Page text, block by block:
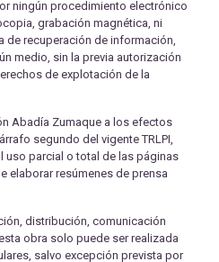
ningún procedimiento electrónico
grabación magnética, ni
de recuperación de información,
medio, sin la previa autorización
de explotación de la
Abadía Zumaque a los efectos
segundo del vigente TRLPI,
uso parcial o total de las páginas
elaborar resúmenes de prensa
distribución, comunicación
obra solo puede ser realizada
salvo excepción prevista por